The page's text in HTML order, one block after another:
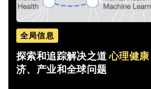
全局信息
探索和追踪解决之道心理健康
济、产业和全球问题